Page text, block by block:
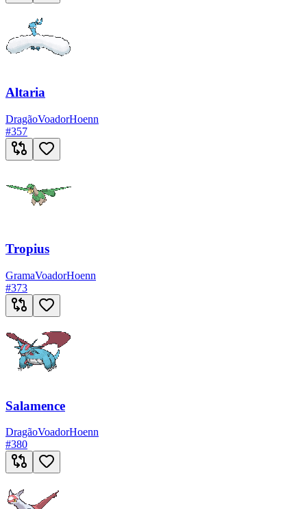
Altaria
DragãoVoadorHoenn
#357
Tropius
GramaVoadorHoenn
#373
Salamence
DragãoVoadorHoenn
#380